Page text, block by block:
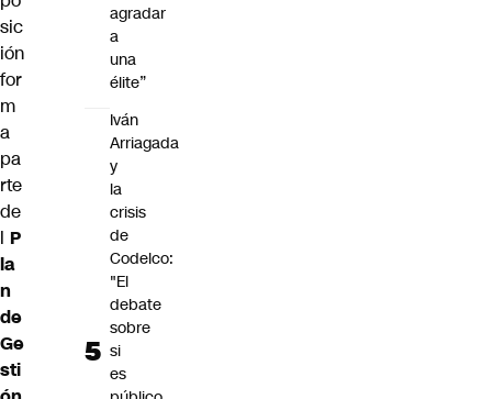
sic
ión
for
m
a
pa
rte
de
l P
la
n
de
Ge
sti
agradar
a
una
élite”
Iván
Arriagada
y
la
crisis
de
Codelco:
"El
debate
sobre
si
es